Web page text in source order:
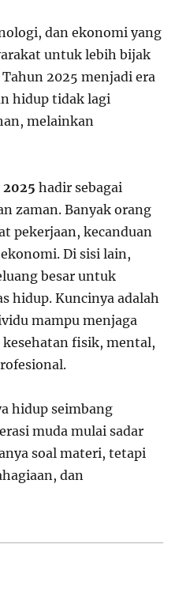
dan ekonomi yang
untuk lebih bijak
2025 menjadi era
hidup tidak lagi
melainkan
2025 hadir sebagai
zaman. Banyak orang
pekerjaan, kecanduan
Di sisi lain,
besar untuk
hidup. Kuncinya adalah
mampu menjaga
fisik, mental,
hidup seimbang
muda mulai sadar
soal materi, tetapi
dan